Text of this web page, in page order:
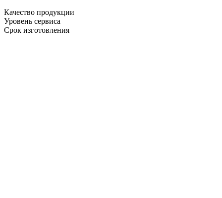
Качество продукции
Уровень сервиса
Срок изготовления